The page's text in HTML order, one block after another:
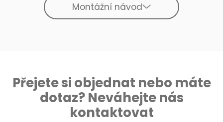
Montážní návod
Přejete si objednat nebo máte
dotaz? Neváhejte nás
kontaktovat